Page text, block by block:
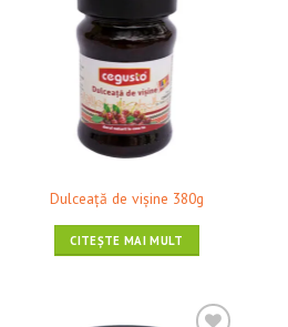
❤ Pune în Wishlist
Dulceaţă de vișine 380g
CITEȘTE MAI MULT